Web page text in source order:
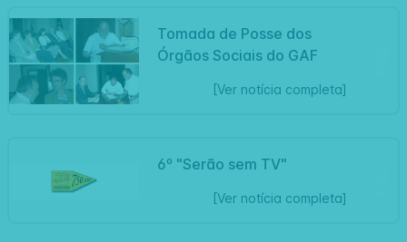
Tomada de Posse dos
Órgãos Sociais do GAF
[Ver notícia completa]
6º "Serão sem TV"
[Ver notícia completa]